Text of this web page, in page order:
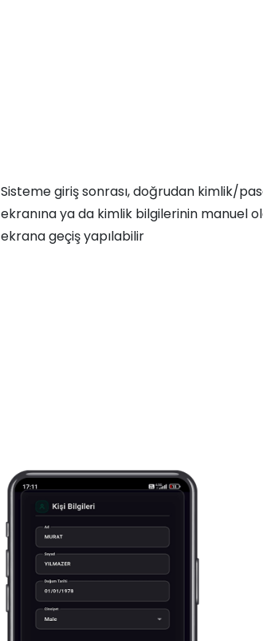
Sisteme giriş sonrası, doğrudan kimlik/
ekranına ya da kimlik bilgilerinin manuel
ekrana geçiş yapılabilir